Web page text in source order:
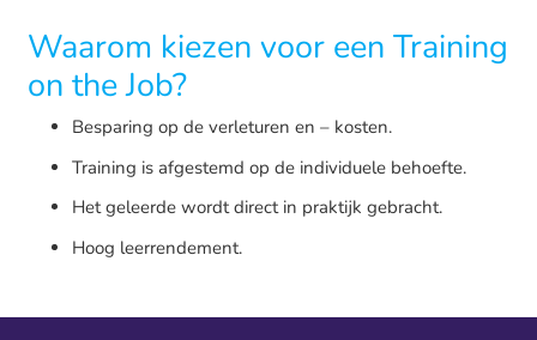
Waarom kiezen voor een Training
on the Job?
Besparing op de verleturen en – kosten.
Training is afgestemd op de individuele behoefte.
Het geleerde wordt direct in praktijk gebracht.
Hoog leerrendement.